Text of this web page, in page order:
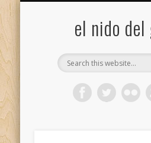
el nido del